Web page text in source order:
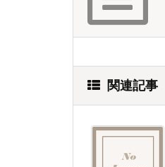
関連記事